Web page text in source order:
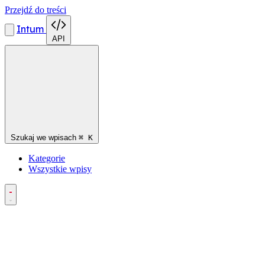
Przejdź do treści
Intum
API
Szukaj we wpisach ⌘ K
Kategorie
Wszystkie wpisy